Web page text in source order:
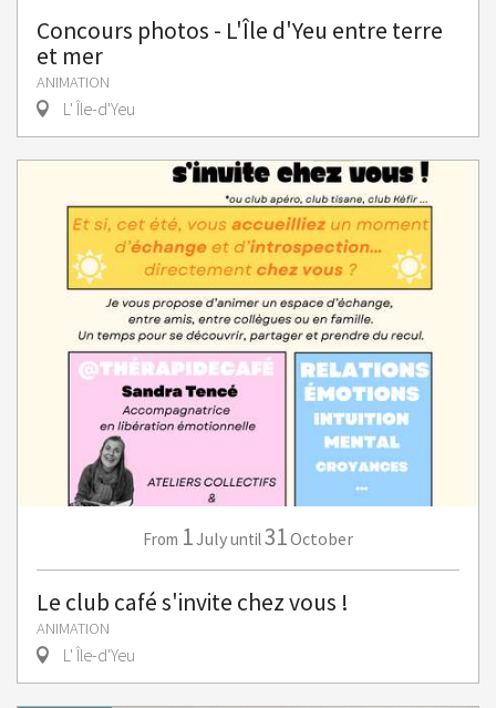
Concours photos - L'Île d'Yeu entre terre
et mer
ANIMATION
L' Île-d'Yeu
From 1Julyuntil31October
Le club café s'invite chez vous !
ANIMATION
L' Île-d'Yeu